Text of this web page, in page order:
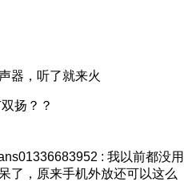
器，听了就来火
扬？？
: 我以前都没用
了，原来手机外放还可以这么